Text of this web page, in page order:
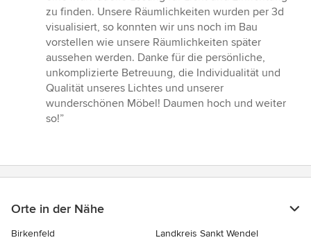
zu finden. Unsere Räumlichkeiten wurden per 3d
visualisiert, so konnten wir uns noch im Bau
vorstellen wie unsere Räumlichkeiten später
aussehen werden. Danke für die persönliche,
unkomplizierte Betreuung, die Individualität und
Qualität unseres Lichtes und unserer
wunderschönen Möbel! Daumen hoch und weiter
so!”
Orte in der Nähe
Birkenfeld
Landkreis Sankt Wendel